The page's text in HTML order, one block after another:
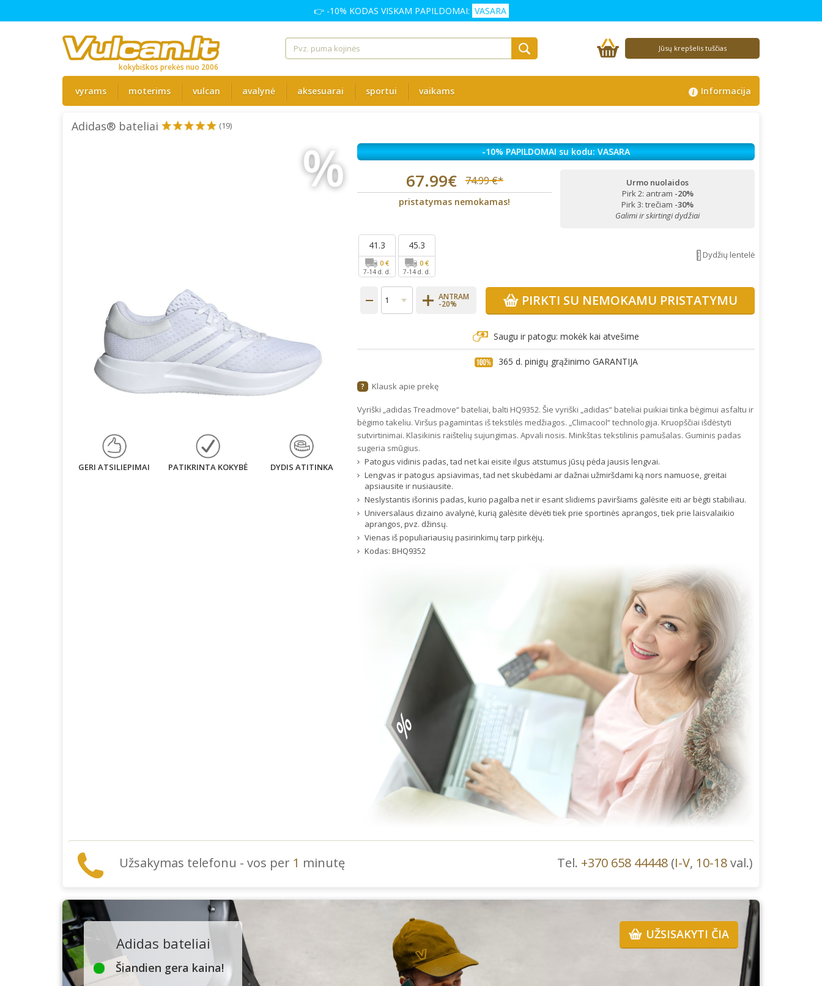
👉 -10% KODAS VISKAM PAPILDOMAI: VASARA
kokybiškos prekės nuo 2006
Jūsų krepšelis tuščias
vyrams moterims vulcan avalynė aksesuarai sportui vaikams Informacija
Adidas® bateliai (19)
%
GERI ATSILIEPIMAI PATIKRINTA KOKYBĖ DYDIS ATITINKA
-10% PAPILDOMAI su kodu: VASARA
67.99€ 74.99 €*
pristatymas nemokamas!
Urmo nuolaidos
Pirk 2: antram -20%
Pirk 3: trečiam -30%
Galimi ir skirtingi dydžiai
Dydžių lentelė
41.3
0 €
7-14 d. d.
45.3
0 €
7-14 d. d.
ANTRAM
-20% PIRKTI SU NEMOKAMU PRISTATYMU
Saugu ir patogu: mokėk kai atvešime
365 d. pinigų grąžinimo GARANTIJA
? Klausk apie prekę
Vyriški „adidas Treadmove“ bateliai, balti HQ9352. Šie vyriški „adidas“ bateliai puikiai tinka bėgimui asfaltu ir
bėgimo takeliu. Viršus pagamintas iš tekstilės medžiagos. „Climacool“ technologija. Kruopščiai išdėstyti
sutvirtinimai. Klasikinis raištelių sujungimas. Apvali nosis. Minkštas tekstilinis pamušalas. Guminis padas
sugeria smūgius.
Patogus vidinis padas, tad net kai eisite ilgus atstumus jūsų pėda jausis lengvai.
Lengvas ir patogus apsiavimas, tad net skubėdami ar dažnai užmiršdami ką nors namuose, greitai
apsiausite ir nusiausite.
Neslystantis išorinis padas, kurio pagalba net ir esant slidiems paviršiams galėsite eiti ar bėgti stabiliau.
Universalaus dizaino avalynė, kurią galėsite dėvėti tiek prie sportinės aprangos, tiek prie laisvalaikio
aprangos, pvz. džinsų.
Vienas iš populiariausių pasirinkimų tarp pirkėjų.
Kodas:BHQ9352
Užsakymas telefonu - vos per 1 minutę Tel. +370 658 44448 (I-V, 10-18val.)
Adidas bateliai
Šiandien gera kaina!
UŽSISAKYTI ČIA